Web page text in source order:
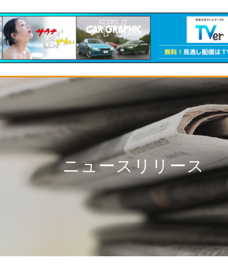
ニュースリリース